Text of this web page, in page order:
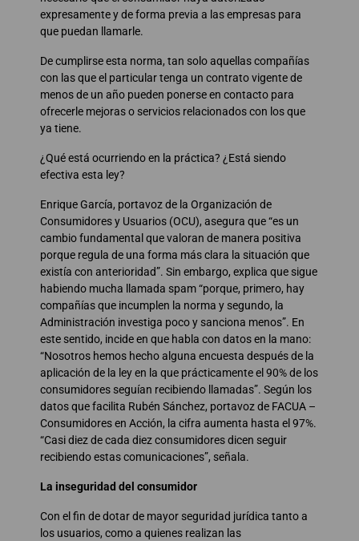
expresamente y de forma previa a las empresas para
que puedan llamarle.
De cumplirse esta norma, tan solo aquellas compañías
con las que el particular tenga un contrato vigente de
menos de un año pueden ponerse en contacto para
ofrecerle mejoras o servicios relacionados con los que
ya tiene.
¿Qué está ocurriendo en la práctica? ¿Está siendo
efectiva esta ley?
Enrique García, portavoz de la Organización de
Consumidores y Usuarios (OCU), asegura que “es un
cambio fundamental que valoran de manera positiva
porque regula de una forma más clara la situación que
existía con anterioridad”. Sin embargo, explica que sigue
habiendo mucha llamada spam “porque, primero, hay
compañías que incumplen la norma y segundo, la
Administración investiga poco y sanciona menos”. En
este sentido, incide en que habla con datos en la mano:
“Nosotros hemos hecho alguna encuesta después de la
aplicación de la ley en la que prácticamente el 90% de los
consumidores seguían recibiendo llamadas”. Según los
datos que facilita Rubén Sánchez, portavoz de FACUA –
Consumidores en Acción, la cifra aumenta hasta el 97%.
“Casi diez de cada diez consumidores dicen seguir
recibiendo estas comunicaciones”, señala.
La inseguridad del consumidor
Con el fin de dotar de mayor seguridad jurídica tanto a
los usuarios, como a quienes realizan las